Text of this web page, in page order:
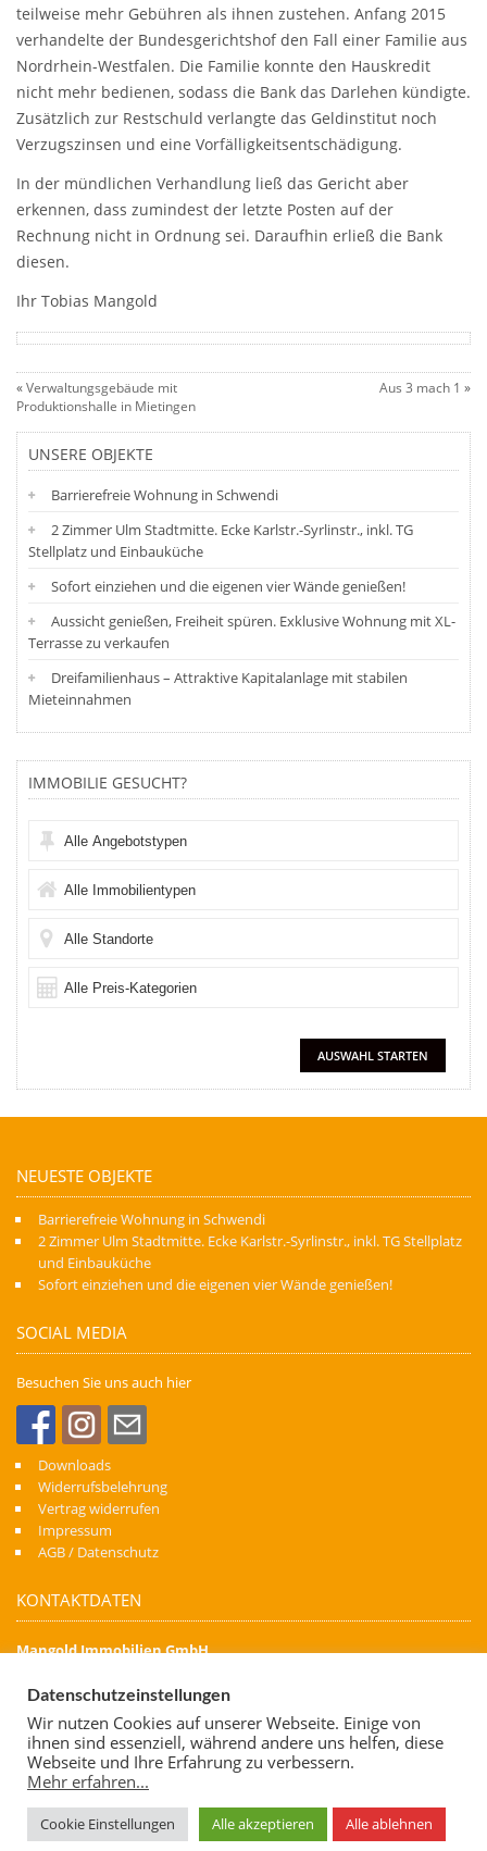
teilweise mehr Gebühren als ihnen zustehen. Anfang 2015
verhandelte der Bundesgerichtshof den Fall einer Familie aus
Nordrhein-Westfalen. Die Familie konnte den Hauskredit
nicht mehr bedienen, sodass die Bank das Darlehen kündigte.
Zusätzlich zur Restschuld verlangte das Geldinstitut noch
Verzugszinsen und eine Vorfälligkeitsentschädigung.
In der mündlichen Verhandlung ließ das Gericht aber
erkennen, dass zumindest der letzte Posten auf der
Rechnung nicht in Ordnung sei. Daraufhin erließ die Bank
diesen.
Ihr Tobias Mangold
«Verwaltungsgebäude mit
Produktionshalle in Mietingen
Aus 3 mach 1 »
UNSERE OBJEKTE
Barrierefreie Wohnung in Schwendi
2 Zimmer Ulm Stadtmitte. Ecke Karlstr.-Syrlinstr., inkl. TG
Stellplatz und Einbauküche
Sofort einziehen und die eigenen vier Wände genießen!
Aussicht genießen, Freiheit spüren. Exklusive Wohnung mit XL-
Terrasse zu verkaufen
Dreifamilienhaus – Attraktive Kapitalanlage mit stabilen
Mieteinnahmen
IMMOBILIE GESUCHT?
NEUESTE OBJEKTE
Barrierefreie Wohnung in Schwendi
2 Zimmer Ulm Stadtmitte. Ecke Karlstr.-Syrlinstr., inkl. TG Stellplatz
und Einbauküche
Sofort einziehen und die eigenen vier Wände genießen!
SOCIAL MEDIA
Besuchen Sie uns auch hier
Downloads
Widerrufsbelehrung
Vertrag widerrufen
Impressum
AGB / Datenschutz
KONTAKTDATEN
Mangold Immobilien GmbH
Kapellenstraße 74
88471 Laupheim
Telefon: 07392 700 06 62
Mobil: 0173 7638 667
E-Mail:info@mangold-immobilien.de
Datenschutzeinstellungen
Wir nutzen Cookies auf unserer Webseite. Einige von
ihnen sind essenziell, während andere uns helfen, diese
Webseite und Ihre Erfahrung zu verbessern.
Mehr erfahren...
Cookie Einstellungen Alle akzeptieren Alle ablehnen